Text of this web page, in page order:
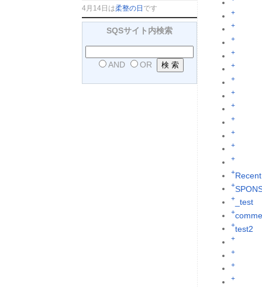
4月14日は柔整の日 です
SQSサイト内検索
AND OR
+
+
+
+
+
+
+
+
+
+
+
+
+
+
+_test
+
+test2
+
+
+
+